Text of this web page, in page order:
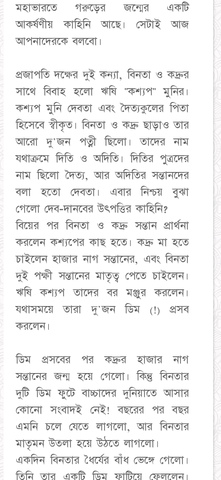
মহাভারতে গরুড়ের জন্মের একটি
আকর্ষণীয় কাহিনি আছে। সেটাই আজ
আপনাদেরকে বলবো।
প্রজাপতি দক্ষের দুই কন্যা, বিনতা ও কদ্রুর
সাথে বিবাহ হলো ঋষি "কশ্যপ" মুনির।
কশ্যপ মুনি দেবতা এবং দৈত্যকুলের পিতা
হিসেবে স্বীকৃত। বিনতা ও কদ্রু ছাড়াও তার
আরো দু'জন পত্নী ছিলো। তাদের নাম
যথাক্রমে দিতি ও অদিতি। দিতির পুত্রদের
নাম ছিলো দৈত্য, আর অদিতির সন্তানদের
বলা হতো দেবতা। এবার নিশ্চয় বুঝা
গেলো দেব-দানবের উৎপত্তির কাহিনি?
বিয়ের পর বিনতা ও কদ্রু সন্তান প্রার্থনা
করলেন কশ্যপের কাছ হতে। কদ্রু মা হতে
চাইলেন হাজার নাগ সন্তানের, এবং বিনতা
দুই পক্ষী সন্তানের মাতৃত্ব পেতে চাইলেন।
ঋষি কশ্যপ তাদের বর মঞ্জুর করলেন।
যথাসময়ে তারা দু'জন ডিম (!) প্রসব
করলেন।
ডিম প্রসবের পর কদ্রুর হাজার নাগ
সন্তানের জন্ম হয়ে গেলো। কিন্তু বিনতার
দুটি ডিম ফুটে বাচ্চাদের দুনিয়াতে আসার
কোনো সংবাদই নেই! বছরের পর বছর
এমনি চলে যেতে লাগলো, আর বিনতার
মাতৃমন উতলা হয়ে উঠতে লাগলো।
একদিন বিনতার ধৈর্যের বাঁধ ভেঙ্গে গেলো।
তিনি তার একটি ডিম ফাটিয়ে ফেললেন।